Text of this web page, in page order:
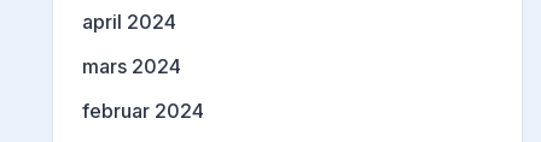
april 2024
mars 2024
februar 2024